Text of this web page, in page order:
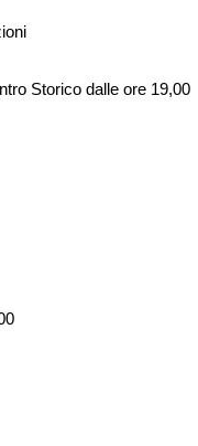
Storico dalle ore 19,00